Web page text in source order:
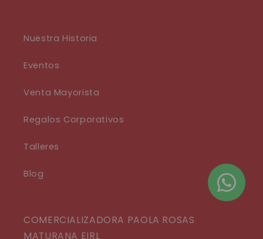
Nuestra Historia
Eventos
Venta Mayorista
Regalos Corporativos
Talleres
Blog
COMERCIALIZADORA PAOLA ROSAS
MATURANA EIRL